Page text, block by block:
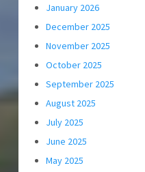
January 2026
December 2025
November 2025
October 2025
September 2025
August 2025
July 2025
June 2025
May 2025